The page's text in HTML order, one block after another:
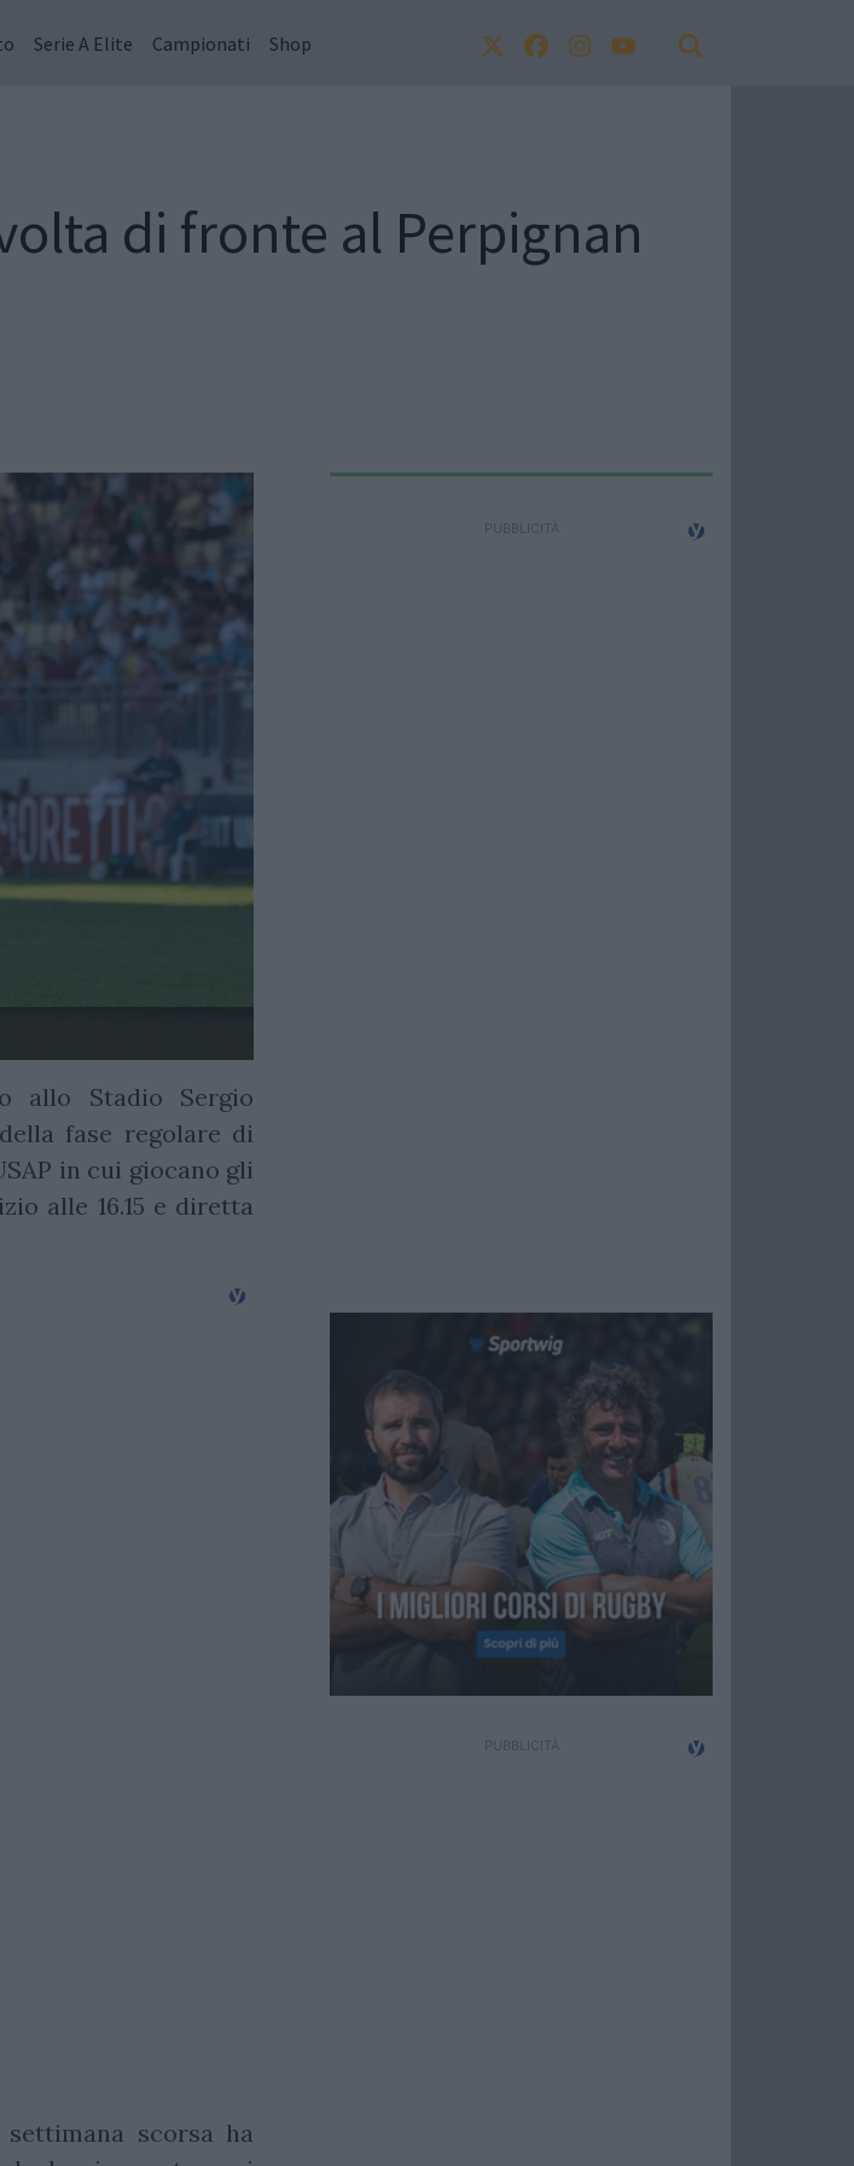
Serie A Elite Campionati Shop
di fronte al Perpignan
allo Stadio Sergio
fase regolare di
in cui giocano gli
alle 16.15 e diretta
settimana scorsa ha